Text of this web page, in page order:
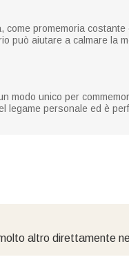
promemoria
può aiutare a calmare la
modo unico per
personale ed è
altro direttamente